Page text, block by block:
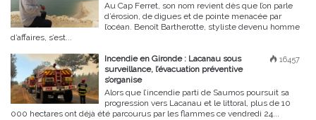
Au Cap Ferret, son nom revient dès que l’on parle
d’érosion, de digues et de pointe menacée par
l’océan. Benoît Bartherotte, styliste devenu homme
d’affaires, s’est...
16457
Incendie en Gironde : Lacanau sous
surveillance, l’évacuation préventive
s’organise
Alors que l’incendie parti de Saumos poursuit sa
progression vers Lacanau et le littoral, plus de 10
000 hectares ont déjà été parcourus par les flammes ce vendredi 24...